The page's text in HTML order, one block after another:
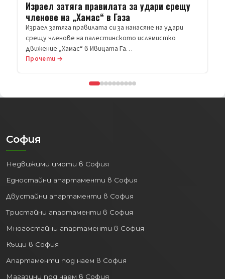
Прочети →
София
Недвижими имоти в София
Едностайни апартаменти в София
Двустайни апартаменти в София
Тристайни апартаменти в София
Многостайни апартаменти в София
Къщи в София
Апартаменти под наем в София
Магазини под наем в София